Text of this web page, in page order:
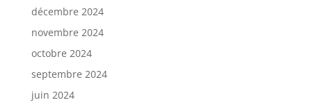
décembre 2024
novembre 2024
octobre 2024
septembre 2024
juin 2024